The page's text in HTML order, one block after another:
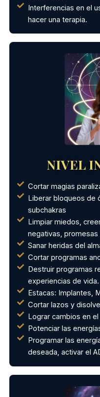
Interferencias en el
hacer una terapia.
NIVEL
Cortar magias
Liberar bloqueos de
subchakras
Limpiar miedos,
negativas, promesas
Sanar heridas del
Cortar programas
Destruir programas
experiencias de vida.
Estacas: Implantes,
Cortar lazos y
Lograr cambios en
Potenciar las
Programar las
deseada, activar el